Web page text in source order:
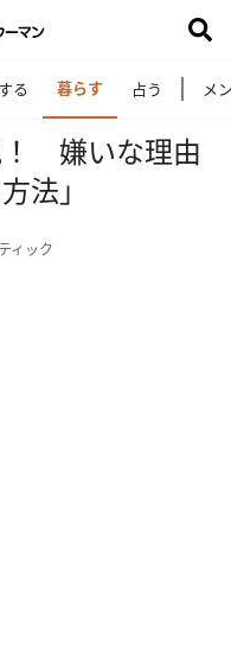
る 暮らす 占う メ
！ 嫌いな理由
法」
ィック